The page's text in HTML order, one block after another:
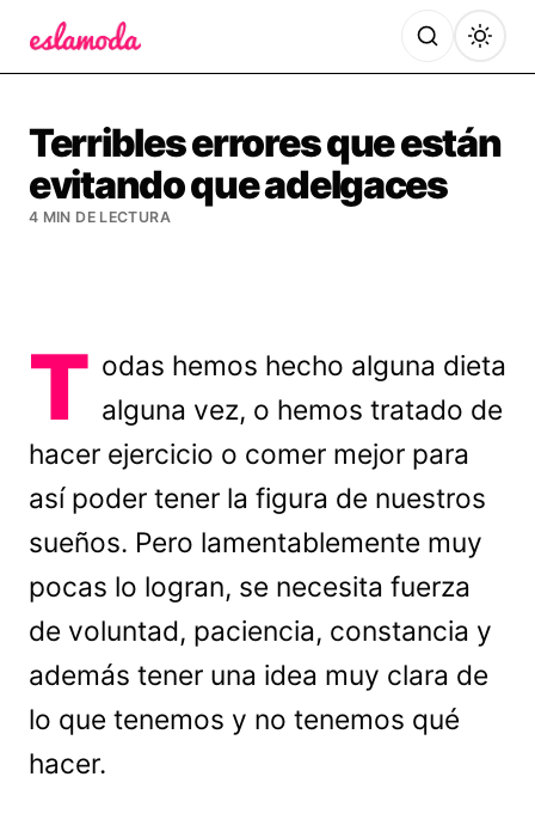
Terribles errores que están
evitando que adelgaces
4 MIN DE LECTURA
T odas hemos hecho alguna dieta
alguna vez, o hemos tratado de
hacer ejercicio o comer mejor para
así poder tener la figura de nuestros
sueños. Pero lamentablemente muy
pocas lo logran, se necesita fuerza
de voluntad, paciencia, constancia y
además tener una idea muy clara de
lo que tenemos y no tenemos qué
hacer.